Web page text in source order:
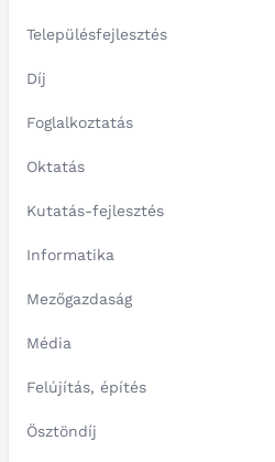
Településfejlesztés
Díj
Foglalkoztatás
Oktatás
Kutatás-fejlesztés
Informatika
Mezőgazdaság
Média
Felújítás, építés
Ösztöndíj